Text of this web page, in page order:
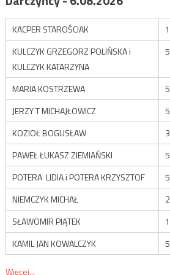
KACPER STAROŚCIAK
KULCZYK GRZEGORZ POLIŃSKA i
KULCZYK KATARZYNA
MARIA KOSTRZEWA
JERZY T MICHAJŁOWICZ
KOZIOŁ BOGUSŁAW
PAWEŁ ŁUKASZ ZIEMIAŃSKI
POTERA LIDIA i POTERA KRZYSZTOF
NIEMCZYK MICHAŁ
SŁAWOMIR PIĄTEK
KAMIL JAN KOWALCZYK
Więcej...